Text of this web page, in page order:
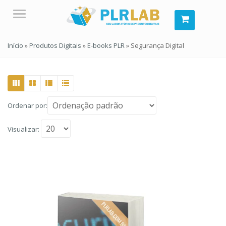
Menu
Início »Produtos Digitais »E-books PLR» Segurança Digital
Ordenar por:
Visualizar: